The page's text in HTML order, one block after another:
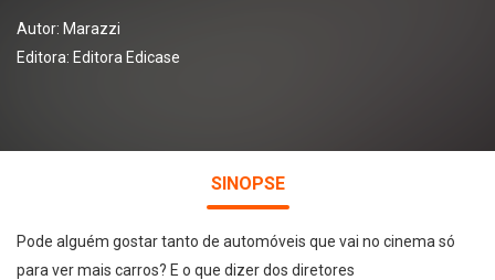
Autor: Marazzi
Editora: Editora Edicase
SINOPSE
Pode alguém gostar tanto de automóveis que vai no cinema só
para ver mais carros? E o que dizer dos diretores